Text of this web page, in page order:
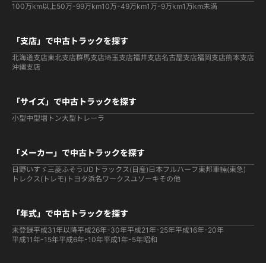
100万km以上50万-99万km10万-49万km1万-9万km1万km未満
「支店」で中古トラックを探す
北海道支店東北支店群馬支店埼玉支店福井支店名古屋支店福岡支店熊本支店
沖縄支店
「サイズ」で中古トラックを探す
小型中型増トン大型 トレーラ
「メーカー」で中古トラックを探す
日野いすゞ 三菱ふそう UDトラックス(日産) 日本フルハーフ 東邦車輛(東急)
トレクス(トレモ) トヨタ浜名ワークス ユソーキその他
「年式」で中古トラックを探す
未登録平成31年以降平成26年-30年平成21年-25年平成16年-20年
平成11年-15年平成6年-10年平成1年-5年昭和